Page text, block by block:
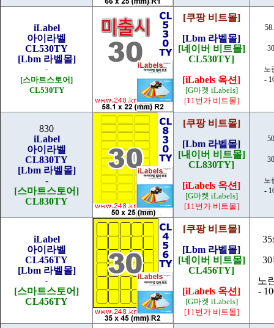
iLabel
아이라벨
CL530TY
[Lbm 라벨몰]
-
[스마트스토어]
CL530TY
[쿠팡 비트몰]
[Lbm 라벨몰]
[네이버 비트몰]
CL530TY]
[iLabels 옥션]
[G마켓 iLabels]
[11번가 비트몰]
노
-
830
iLabel
아이라벨
CL830TY
[Lbm 라벨몰]
-
[스마트스토어]
CL830TY
[쿠팡 비트몰]
[Lbm 라벨몰]
[내이버 비트몰]
CL830TY]
[iLabels 옥션]
[G마켓 iLabels]
[11번가 비트몰]
노
-
iLabel
아이라벨
CL456TY
[Lbm 라벨몰]
-
[스마트스토어]
CL456TY
[쿠팡 비트몰]
[Lbm 라벨몰]
[네이버 비트몰]
CL456TY]
[iLabels 옥션]
[G마켓 iLabels]
[11번가 비트몰]
노
-